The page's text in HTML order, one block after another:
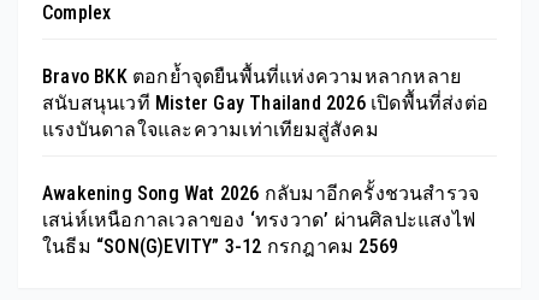
Complex
Bravo BKK ตอกย้ำจุดยืนพื้นที่แห่งความหลากหลาย
สนับสนุนเวที Mister Gay Thailand 2026 เปิดพื้นที่ส่งต่อ
แรงบันดาลใจและความเท่าเทียมสู่สังคม
Awakening Song Wat 2026 กลับมาอีกครั้งชวนสำรวจ
เสน่ห์เหนือกาลเวลาของ ‘ทรงวาด’ ผ่านศิลปะแสงไฟ
ในธีม “SON(G)EVITY” 3-12 กรกฎาคม 2569